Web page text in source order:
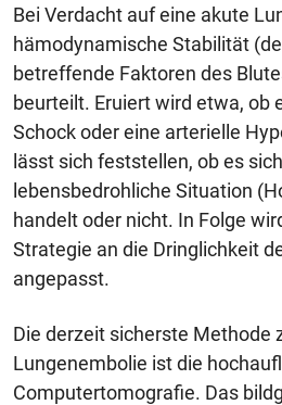
Bei Verdacht auf eine akute
hämodynamische Stabilität
betreffende Faktoren des
beurteilt. Eruiert wird etwa, ob
Schock oder eine arterielle
lässt sich feststellen, ob es
lebensbedrohliche Situation
handelt oder nicht. In Folge
Strategie an die Dringlichkeit
angepasst.
Die derzeit sicherste Methode
Lungenembolie ist die
Computertomografie. Das